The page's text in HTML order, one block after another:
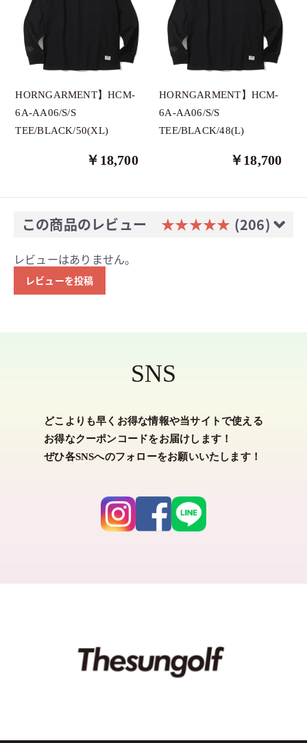
HORNGARMENT】HCM-
6A-AA06/S/S
TEE/BLACK/50(XL)
￥18,700
HORNGARMENT】HCM-
6A-AA06/S/S
TEE/BLACK/48(L)
￥18,700
この商品のレビュー ★★★★★ (206)
レビューはありません。
レビューを投稿
SNS
どこよりも早くお得な情報や当サイトで使える
お得なクーポンコードをお届けします！
ぜひ各SNSへのフォローをお願いいたします！